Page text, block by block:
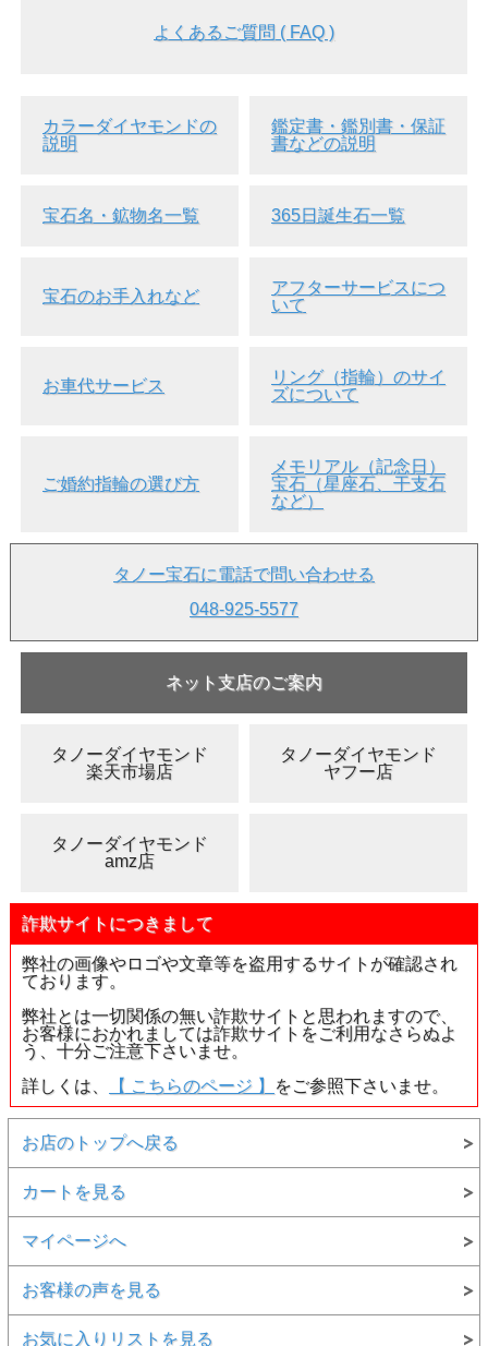
よくあるご質問 ( FAQ )
カラーダイヤモンドの
説明
鑑定書・鑑別書・保証
書などの説明
宝石名・鉱物名一覧 365日誕生石一覧
宝石のお手入れなど
アフターサービスにつ
いて
お車代サービス
リング（指輪）のサイ
ズについて
ご婚約指輪の選び方
メモリアル（記念日）
宝石（星座石、干支石
など）
タノー宝石に電話で問い合わせる
048-925-5577
ネット支店のご案内
タノーダイヤモンド
楽天市場店
タノーダイヤモンド
ヤフー店
タノーダイヤモンド
amz店
詐欺サイトにつきまして
弊社の画像やロゴや文章等を盗用するサイトが確認され
ております。
弊社とは一切関係の無い詐欺サイトと思われますので、
お客様におかれましては詐欺サイトをご利用なさらぬよ
う、十分ご注意下さいませ。
詳しくは、
【 こちらのページ 】 をご参照下さいませ。
お店のトップへ戻る
カートを見る
マイページへ
お客様の声を見る
お気に入りリストを見る